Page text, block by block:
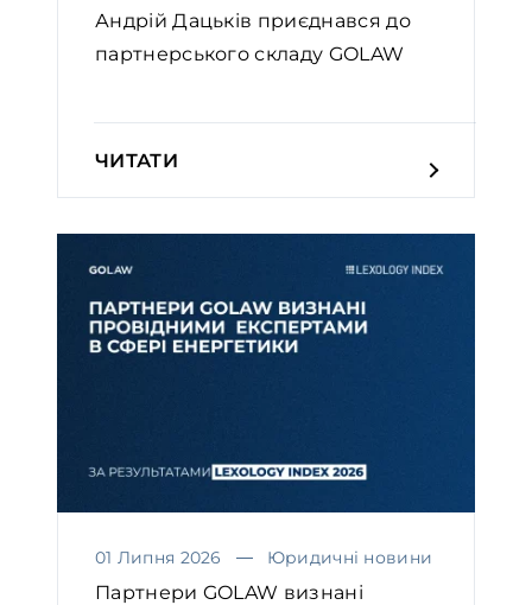
Андрій Дацьків приєднався до
партнерського складу GOLAW
ЧИТАТИ
01 Липня 2026 Юридичні новини
Партнери GOLAW визнані